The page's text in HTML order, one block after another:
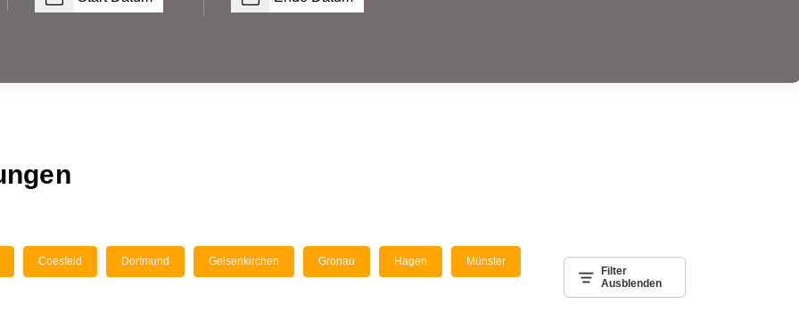
Coesfeld Dortmund Gelsenkirchen Gronau Hagen Münster
Filter
Ausblenden